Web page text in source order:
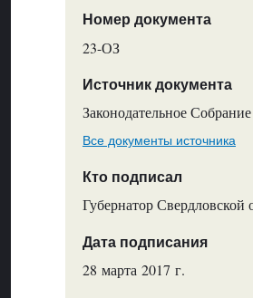
Номер документа
23-ОЗ
Источник документа
Законодательное
Все документы источника
Кто подписал
Губернатор
Дата подписания
28 марта 2017 г.